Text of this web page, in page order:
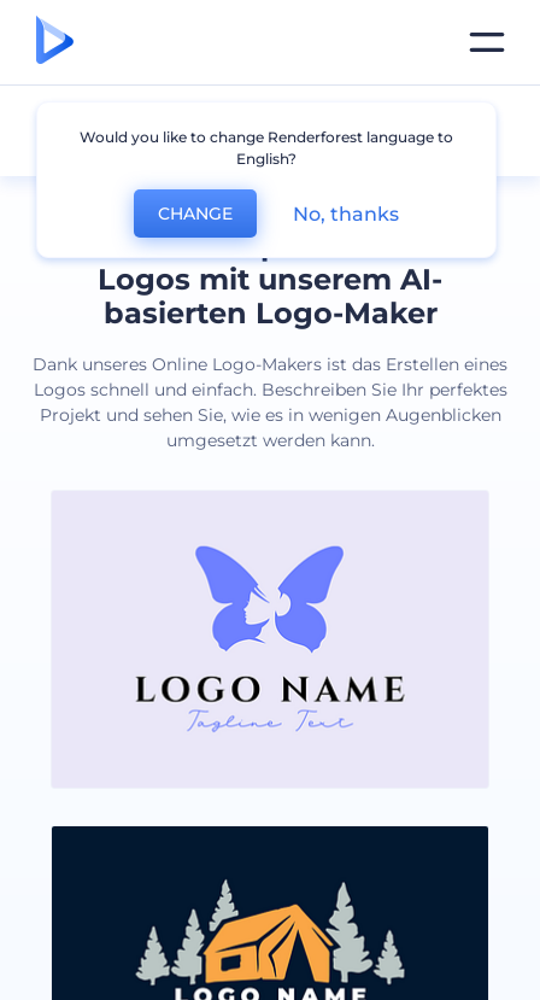
Erstellen Sie professionelle
Logos mit unserem AI-
basierten Logo-Maker
Dank unseres Online Logo-Makers ist das Erstellen eines
Logos schnell und einfach. Beschreiben Sie Ihr perfektes
Projekt und sehen Sie, wie es in wenigen Augenblicken
umgesetzt werden kann.
Alle Logos
Would you like to change Renderforest language to
English?
CHANGE No, thanks